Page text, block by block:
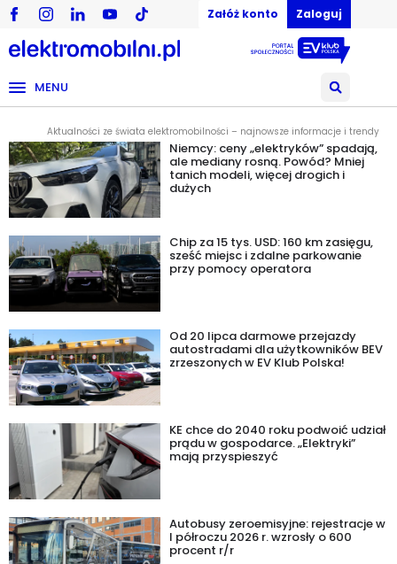
Załóż konto Zaloguj
MENU
Aktualności ze świata elektromobilności – najnowsze informacje i trendy
Niemcy: ceny „elektryków” spadają,
ale mediany rosną. Powód? Mniej
tanich modeli, więcej drogich i
dużych
Chip za 15 tys. USD: 160 km zasięgu,
sześć miejsc i zdalne parkowanie
przy pomocy operatora
Od 20 lipca darmowe przejazdy
autostradami dla użytkowników BEV
zrzeszonych w EV Klub Polska!
KE chce do 2040 roku podwoić udział
prądu w gospodarce. „Elektryki”
mają przyspieszyć
Autobusy zeroemisyjne: rejestracje w
I półroczu 2026 r. wzrosły o 600
procent r/r